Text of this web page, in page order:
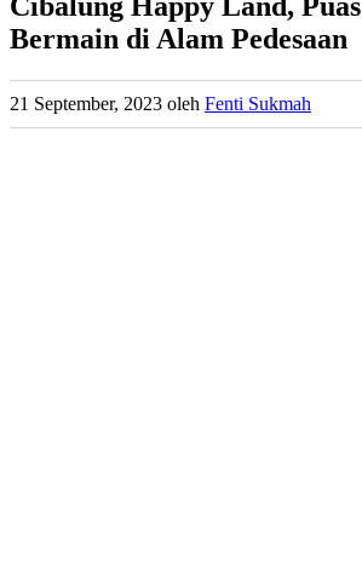
Cibalung Happy Land, Puas
Bermain di Alam Pedesaan
21 September, 2023 oleh Fenti Sukmah